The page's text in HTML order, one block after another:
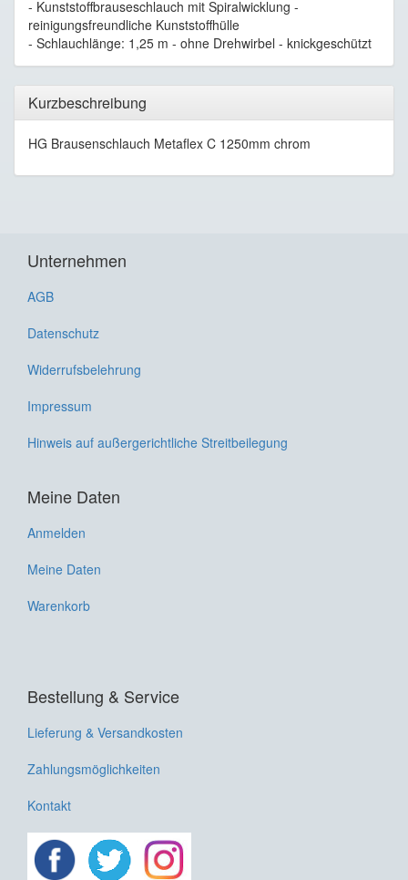
- Kunststoffbrauseschlauch mit Spiralwicklung -
reinigungsfreundliche Kunststoffhülle
- Schlauchlänge: 1,25 m - ohne Drehwirbel - knickgeschützt
Kurzbeschreibung
HG Brausenschlauch Metaflex C 1250mm chrom
Unternehmen
AGB
Datenschutz
Widerrufsbelehrung
Impressum
Hinweis auf außergerichtliche Streitbeilegung
Meine Daten
Anmelden
Meine Daten
Warenkorb
Bestellung & Service
Lieferung & Versandkosten
Zahlungsmöglichkeiten
Kontakt